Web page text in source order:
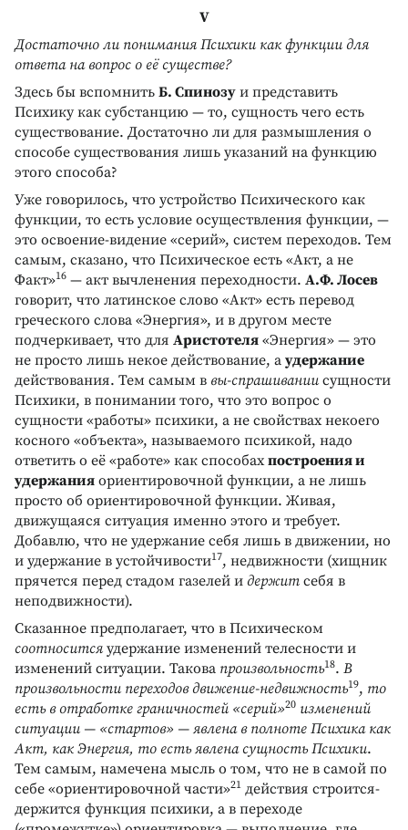
V
Достаточно ли понимания Психики как функции для
ответа на вопрос о её существе?
Здесь бы вспомнить Б. Спинозу и представить
Психику как субстанцию — то, сущность чего есть
существование. Достаточно ли для размышления о
способе существования лишь указаний на функцию
этого способа?
Уже говорилось, что устройство Психического как
функции, то есть условие осуществления функции, —
это освоение-видение «серий», систем переходов. Тем
самым, сказано, что Психическое есть «Акт, а не
Факт»16 — акт вычленения переходности. А.Ф. Лосев
говорит, что латинское слово «Акт» есть перевод
греческого слова «Энергия», и в другом месте
подчеркивает, что для Аристотеля «Энергия» — это
не просто лишь некое действование, а удержание
действования. Тем самым в вы-спрашиваниисущности
Психики, в понимании того, что это вопрос о
сущности «работы» психики, а не свойствах некоего
косного «объекта», называемого психикой, надо
ответить о её «работе» как способахпостроения и
удержания ориентировочной функции, а не лишь
просто об ориентировочной функции. Живая,
движущаяся ситуация именно этого и требует.
Добавлю, что не удержание себя лишь в движении, но
и удержание в устойчивости17, недвижности (хищник
прячется перед стадом газелей и держит себя в
неподвижности).
Сказанное предполагает, что в Психическом
соотносится удержание изменений телесности и
изменений ситуации. Такова произвольность18. В
произвольности переходов движение-недвижность19, то
есть в отработке граничностей «серий»20 изменений
ситуации — «стартов» — явлена в полноте Психика как
Акт, как Энергия, то есть явлена сущность Психики.
Тем самым, намечена мысль о том, что не в самой по
себе «ориентировочной части»21 действия строится-
держится функция психики, а в переходе